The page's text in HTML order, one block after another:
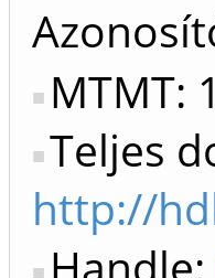
MTMT:
Teljes
http://